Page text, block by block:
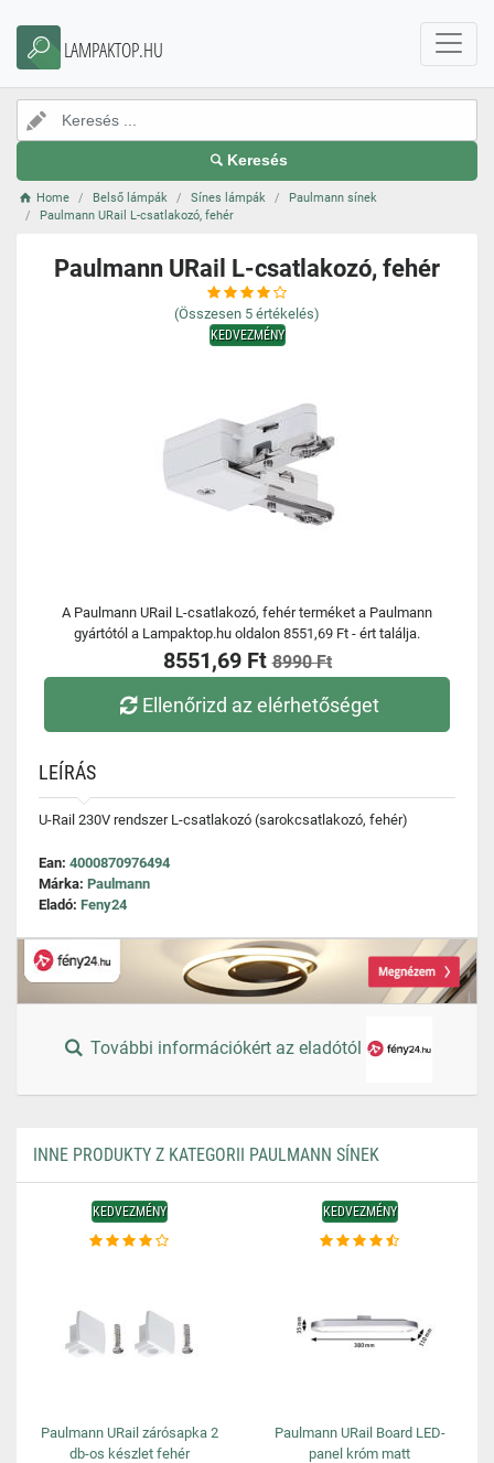
LAMPAKTOP.HU
Keresés
Home Belső lámpák Sínes lámpák
Paulmann sínek
Paulmann URail L-csatlakozó, fehér
Paulmann URail L-csatlakozó, fehér
(Összesen 5 értékelés)
KEDVEZMÉNY
A Paulmann URail L-csatlakozó, fehér terméket a Paulmann
gyártótól a Lampaktop.hu oldalon 8551,69 Ft - ért találja.
8551,69 Ft8990 Ft
Ellenőrizd az elérhetőséget
LEÍRÁS
U-Rail 230V rendszer L-csatlakozó (sarokcsatlakozó, fehér)
Ean: 4000870976494
Márka: Paulmann
Eladó: Feny24
További információkért az eladótól
INNE PRODUKTY Z KATEGORII PAULMANN SÍNEK
KEDVEZMÉNY
Paulmann URail zárósapka 2
db-os készlet fehér
KEDVEZMÉNY
Paulmann URail Board LED-
panel króm matt